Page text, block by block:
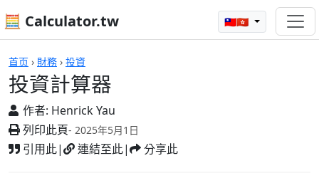
🧮 Calculator.tw 🇹🇼🇭🇰
首页 › 財務 › 投資
投資計算器
作者: Henrick Yau
列印此頁- 2025年5月1日
引用此| 連結至此| 分享此
投資計算器